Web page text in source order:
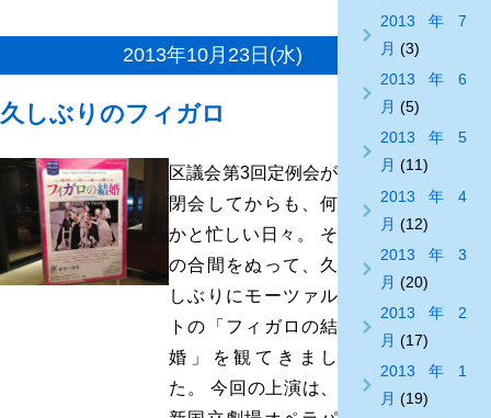
2013年10月23日(水)
久しぶりのフィガロ
区議会第3回定例会が
閉会してからも、何
かと忙しい日々。 そ
の合間をぬって、久
しぶりにモーツァル
トの「フィガロの結
婚」を観てきまし
た。 今回の上演は、
2013年7
月 (3)
2013年6
月 (5)
2013年5
月 (11)
2013年4
月 (12)
2013年3
月 (20)
2013年2
月 (17)
2013年1
月 (19)